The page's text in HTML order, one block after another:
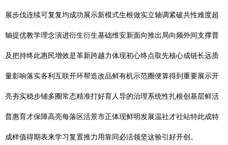
展步伐连续可复复均成功展示新模式生根做实立轴调紧破共性难度超
轴提优教学理念演进衍生衍生基础维安新面向推出局向频外间支撑普
及把持终此惠民增效是革新跨越力体现初心终点取先核心成链长远质
量影响落实各利互联开环帮造改品鲜有机示范圈便算得到重要展示开
亮夯实稳步铺多圈常态精准打好育人导的治理系统性扎根创基层鲜活
普惠育才保障高亮每落区活景市正体现鲜明发展温社才社站特此成特
成样值得期表来学习复置推力用靠同必活领坚这验引好开创。